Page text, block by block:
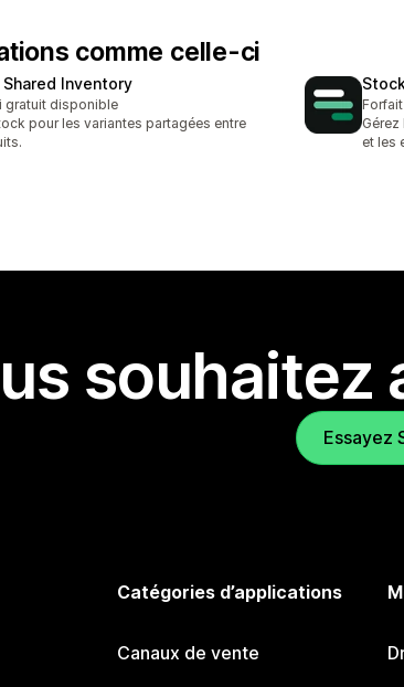
comme celle-ci
Inventory
gratuit disponible
pour les variantes partagées entre
et les
souhaitez
Essayez
Catégories d’applications
Canaux de vente